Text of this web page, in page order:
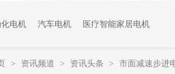
电机 汽车电机 医疗智能家居电机
> 资讯频道 > 资讯头条 > 市面减速步进